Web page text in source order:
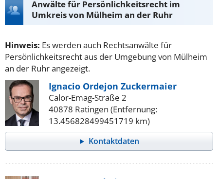
Anwälte für Persönlichkeitsrecht im
Umkreis von Mülheim an der Ruhr
Hinweis: Es werden auch Rechtsanwälte für
Persönlichkeitsrecht aus der Umgebung von Mülheim
an der Ruhr angezeigt.
Ignacio Ordejon Zuckermaier
Calor-Emag-Straße 2
40878 Ratingen (Entfernung:
13.456828499451719 km)
Kontaktdaten